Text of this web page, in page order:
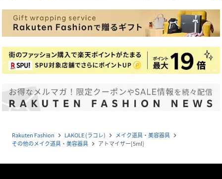
Rakuten Fashion navigate_next LAKOLE (ラコレ) navigate_next メイク道具・美容器具 navigate_next
その他のメイク道具・美容器具 navigate_next アトマイザー[5ml]